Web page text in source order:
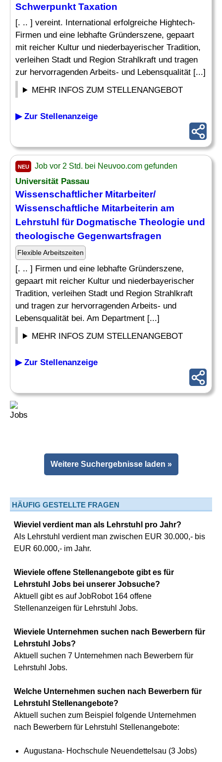
Schwerpunkt Taxation
[. .. ] vereint. International erfolgreiche Hightech-
Firmen und eine lebhafte Gründerszene, gepaart
mit reicher Kultur und niederbayerischer Tradition,
verleihen Stadt und Region Strahlkraft und tragen
zur hervorragenden Arbeits- und Lebensqualität [...]
MEHR INFOS ZUM STELLENANGEBOT
▶ Zur Stellenanzeige
NEU Job vor 2 Std. bei Neuvoo.com gefunden
Universität Passau
Wissenschaftlicher Mitarbeiter/
Wissenschaftliche Mitarbeiterin am
Lehrstuhl für Dogmatische Theologie und
theologische Gegenwartsfragen
Flexible Arbeitszeiten
[. .. ] Firmen und eine lebhafte Gründerszene,
gepaart mit reicher Kultur und niederbayerischer
Tradition, verleihen Stadt und Region Strahlkraft
und tragen zur hervorragenden Arbeits- und
Lebensqualität bei. Am Department [...]
MEHR INFOS ZUM STELLENANGEBOT
▶ Zur Stellenanzeige
Weitere Suchergebnisse laden »
HÄUFIG GESTELLTE FRAGEN
Wieviel verdient man als Lehrstuhl pro Jahr?
Als Lehrstuhl verdient man zwischen EUR 30.000,- bis
EUR 60.000,- im Jahr.
Wieviele offene Stellenangebote gibt es für
Lehrstuhl Jobs bei unserer Jobsuche?
Aktuell gibt es auf JobRobot 164 offene
Stellenanzeigen für Lehrstuhl Jobs.
Wieviele Unternehmen suchen nach Bewerbern für
Lehrstuhl Jobs?
Aktuell suchen 7 Unternehmen nach Bewerbern für
Lehrstuhl Jobs.
Welche Unternehmen suchen nach Bewerbern für
Lehrstuhl Stellenangebote?
Aktuell suchen zum Beispiel folgende Unternehmen
nach Bewerbern für Lehrstuhl Stellenangebote:
Augustana- Hochschule Neuendettelsau (3 Jobs)